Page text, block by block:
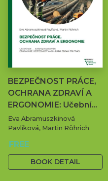
BEZPEČNOST PRÁCE,
OCHRANA ZDRAVÍ A
ERGONOMIE: Učební…
Eva Abramuszkinová
Pavlíková, Martin Röhrich
FREE
BOOK DETAIL